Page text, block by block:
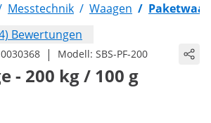
Messtechnik / Waagen /
Bewertungen
| Modell: SBS-PF-200
- 200 kg / 100 g